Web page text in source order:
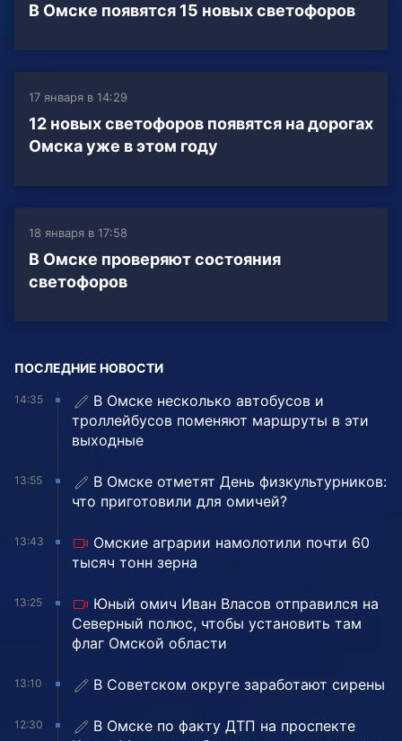
В Омске появятся 15 новых светофоров
17 января в 14:29
12 новых светофоров появятся на дорогах
Омска уже в этом году
18 января в 17:58
В Омске проверяют состояния
светофоров
ПОСЛЕДНИЕ НОВОСТИ
14:35
В Омске несколько автобусов и
троллейбусов поменяют маршруты в эти
выходные
13:55
В Омске отметят День физкультурников:
что приготовили для омичей?
13:43
Омские аграрии намолотили почти 60
тысяч тонн зерна
13:25
Юный омич Иван Власов отправился на
Северный полюс, чтобы установить там
флаг Омской области
13:10 В Советском округе заработают сирены
12:30
В Омске по факту ДТП на проспекте